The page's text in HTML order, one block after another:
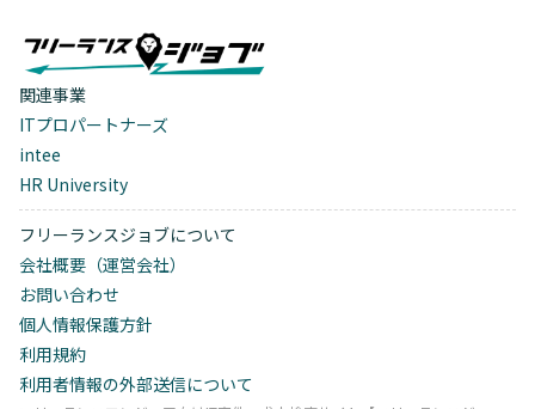
関連事業
ITプロパートナーズ
intee
HR University
フリーランスジョブについて
会社概要（運営会社）
お問い合わせ
個人情報保護方針
利用規約
利用者情報の外部送信について